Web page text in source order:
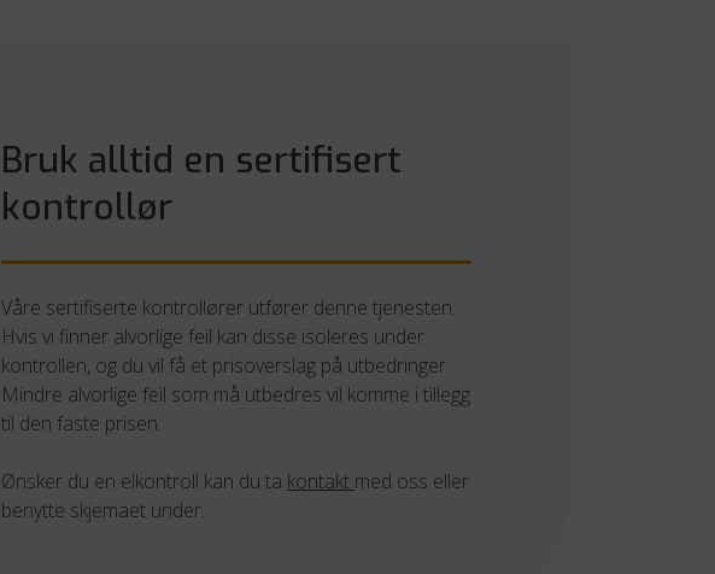
Bruk alltid en sertifisert
kontrollør
Våre sertifiserte kontrollører utfører denne tjenesten.
Hvis vi finner alvorlige feil kan disse isoleres under
kontrollen, og du vil få et prisoverslag på utbedringer.
Mindre alvorlige feil som må utbedres vil komme i tillegg
til den faste prisen.
Ønsker du en elkontroll kan du ta kontakt med oss eller
benytte skjemaet under.